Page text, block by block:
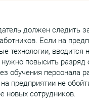
должен следить
Если на
технологии, вводится
повысить разряд
обучения персонала
предприятии не
новых сотрудников.